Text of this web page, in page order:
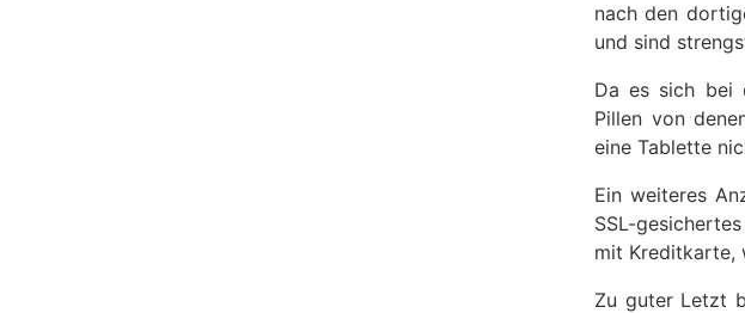
nach den
und sind
Da es sich bei
Pillen von
eine Tablette
Ein weiteres
SSL-
mit Kreditkarte,
Zu guter Letzt